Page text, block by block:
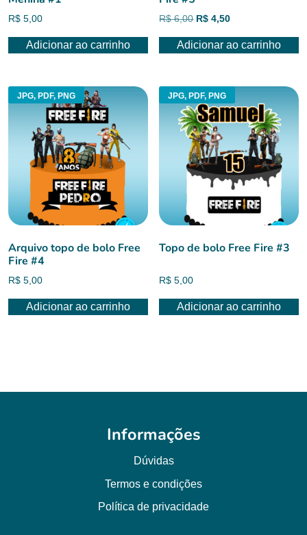
R$ 5,00
Adicionar ao carrinho
R$6,00 O
original
R$ 4,50O
atual
Adicionar ao carrinho
JPG, PDF, PNG
Arquivo topo de bolo Free
Fire #4
R$ 5,00
Adicionar ao carrinho
JPG, PDF, PNG
Topo de bolo Free Fire #3
R$ 5,00
Adicionar ao carrinho
Informações
Dúvidas
Termos e condições
Política de privacidade